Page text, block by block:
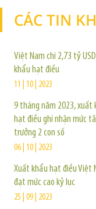
CÁC TIN
Việt Nam chi 2,73 tỷ
khẩu hạt điều
11 | 10 | 2023
9 tháng năm 2023, xuất
hạt điều ghi nhận mức
trưởng 2 con số
06 | 10 | 2023
Xuất khẩu hạt điều Việt
đạt mức cao kỷ lục
25 | 09 | 2023